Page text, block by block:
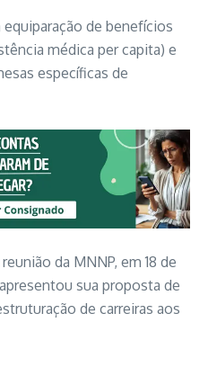
de benefícios
médica per capita) e
específicas de
da MNNP, em 18 de
sua proposta de
de carreiras aos